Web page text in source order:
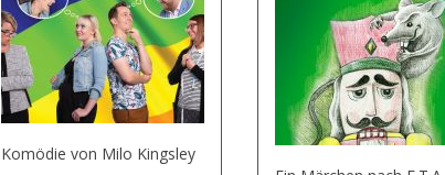
Komödie von Milo Kingsley